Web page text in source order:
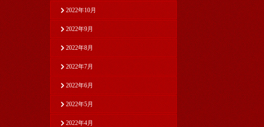
2022年10月
2022年9月
2022年8月
2022年7月
2022年6月
2022年5月
2022年4月